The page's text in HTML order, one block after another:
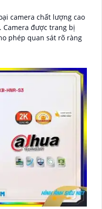
camera chất lượng cao
phép quan sát rõ ràng